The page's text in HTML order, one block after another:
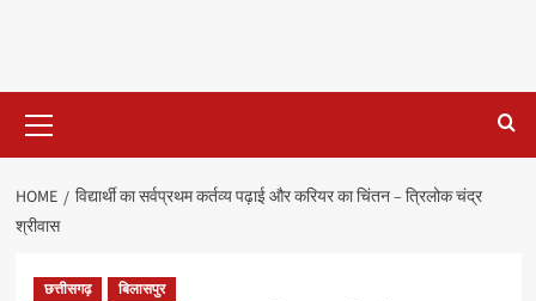
Menu
HOME
विद्यार्थी का सर्वप्रथम कर्तव्य पढ़ाई और करियर का चिंतन – त्रिलोक चंद्र
श्रीवास
छत्तीसगढ़ बिलासपुर